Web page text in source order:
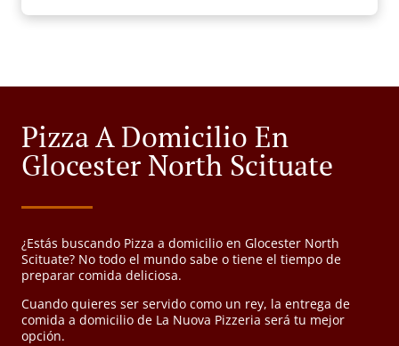
Pizza A Domicilio En
Glocester North Scituate
¿Estás buscando Pizza a domicilio en Glocester North
Scituate? No todo el mundo sabe o tiene el tiempo de
preparar comida deliciosa.
Cuando quieres ser servido como un rey, la entrega de
comida a domicilio de La Nuova Pizzeria será tu mejor
opción.